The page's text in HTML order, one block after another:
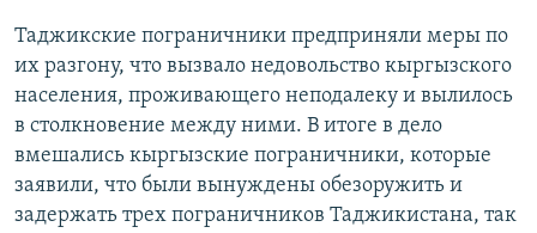
Таджикские пограничники предприняли меры по
их разгону, что вызвало недовольство кыргызского
населения, проживающего неподалеку и вылилось
в столкновение между ними. В итоге в дело
вмешались кыргызские пограничники, которые
заявили, что были вынуждены обезоружить и
задержать трех пограничников Таджикистана, так